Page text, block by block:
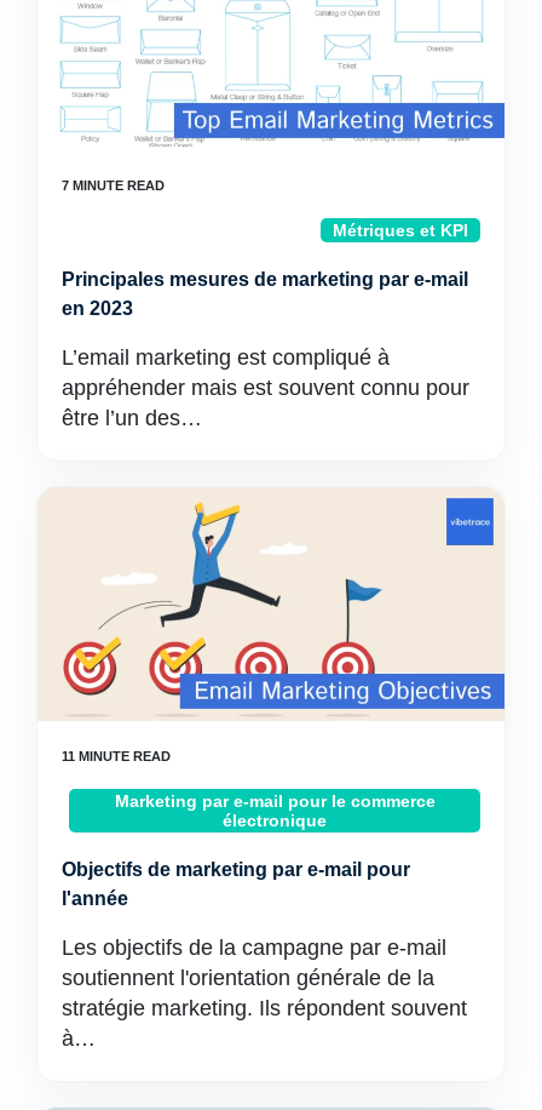
Métriques et KPI
Principales mesures de marketing par e-mail
en 2023
L’email marketing est compliqué à
appréhender mais est souvent connu pour
être l’un des…
Marketing par e-mail pour le commerce
électronique
Objectifs de marketing par e-mail pour
l'année
Les objectifs de la campagne par e-mail
soutiennent l'orientation générale de la
stratégie marketing. Ils répondent souvent
à…